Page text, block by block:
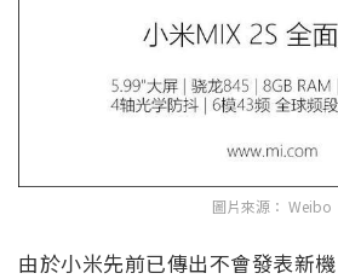
圖片來源： Weibo
由於小米先前已傳出不會發表新